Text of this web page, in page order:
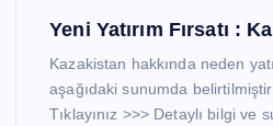
Yeni Yatırım Fırsatı :
Kazakistan hakkında neden
aşağıdaki sunumda
Tıklayınız >>> Detaylı bilgi ve